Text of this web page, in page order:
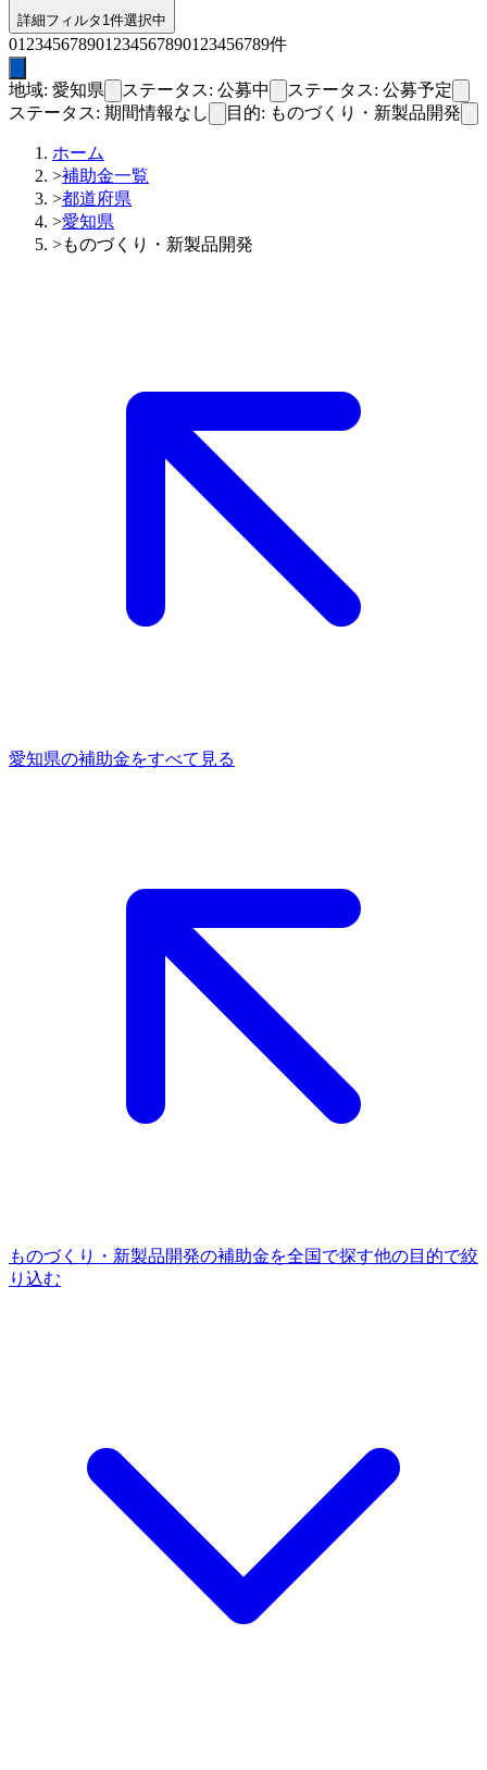
詳細フィルタ 1件選択中
01 2345678901 2345678901 23456789件
地域: 愛知県 ステータス: 公募中
ステータス: 公募予定
ステータス: 期間情報なし
目的: ものづくり・新製品開発
ホーム
>補助金一覧
>都道府県
>愛知県
>ものづくり・新製品開発
愛知県の補助金をすべて見る
ものづくり・新製品開発の補助金を全国で探す他の目的で絞
り込む